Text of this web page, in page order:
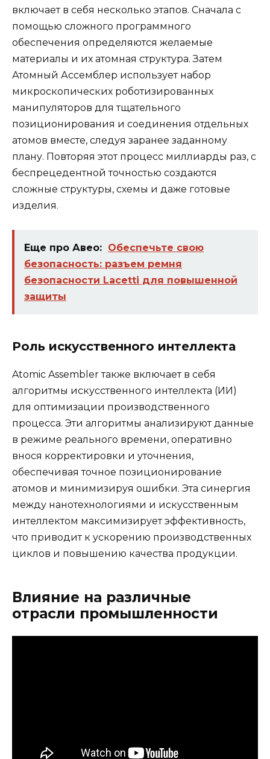
включает в себя несколько этапов. Сначала с
помощью сложного программного
обеспечения определяются желаемые
материалы и их атомная структура. Затем
Атомный Ассемблер использует набор
микроскопических роботизированных
манипуляторов для тщательного
позиционирования и соединения отдельных
атомов вместе, следуя заранее заданному
плану. Повторяя этот процесс миллиарды раз, с
беспрецедентной точностью создаются
сложные структуры, схемы и даже готовые
изделия.
Еще про Авео: Обеспечьте свою
безопасность: разъем ремня
безопасности Lacetti для повышенной
защиты
Роль искусственного интеллекта
Atomic Assembler также включает в себя
алгоритмы искусственного интеллекта (ИИ)
для оптимизации производственного
процесса. Эти алгоритмы анализируют данные
в режиме реального времени, оперативно
внося корректировки и уточнения,
обеспечивая точное позиционирование
атомов и минимизируя ошибки. Эта синергия
между нанотехнологиями и искусственным
интеллектом максимизирует эффективность,
что приводит к ускорению производственных
циклов и повышению качества продукции.
Влияние на различные
отрасли промышленности